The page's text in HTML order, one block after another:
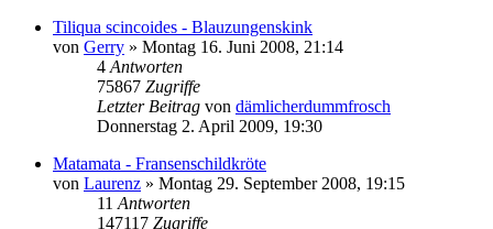
Tiliqua scincoides - Blauzungenskink
von Gerry » Montag 16. Juni 2008, 21:14
4 Antworten
75867 Zugriffe
Letzter Beitrag von dämlicherdummfrosch
Donnerstag 2. April 2009, 19:30
Matamata - Fransenschildkröte
von Laurenz » Montag 29. September 2008, 19:15
11 Antworten
147117 Zugriffe